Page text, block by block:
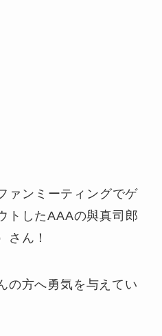
ァンミーティングでゲ
トしたAAAの與真司郎
さん！
の方へ勇気を与えてい